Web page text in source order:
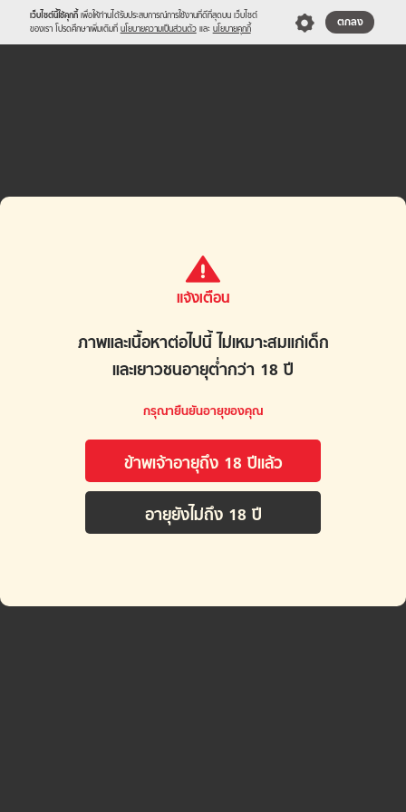
เว็บไซต์นี้ใช้คุกกี้ เพื่อให้ท่านได้รับประสบการณ์การใช้งานที่ดีที่สุดบน เว็บไซต์
ของเรา โปรดศึกษาเพิ่มเติมที่ นโยบายความเป็นส่วนตัว และ นโยบายคุกกี้
ตกลง
แจ้งเตือน
ภาพและเนื้อหาต่อไปนี้ ไม่เหมาะสมแก่เด็ก
และเยาวชนอายุต่ำกว่า 18 ปี
กรุณายืนยันอายุของคุณ
ข้าพเจ้าอายุถึง 18 ปีเเล้ว
อายุยังไม่ถึง 18 ปี